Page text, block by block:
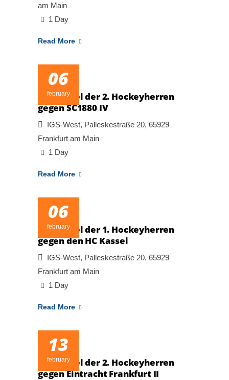
am Main
1 Day
Read More
06
february
Heimspiel der 2. Hockeyherren
gegen SC1880 IV
IGS-West, Palleskestraße 20, 65929
Frankfurt am Main
1 Day
Read More
06
february
Heimspiel der 1. Hockeyherren
gegen den HC Kassel
IGS-West, Palleskestraße 20, 65929
Frankfurt am Main
1 Day
Read More
13
february
Heimspiel der 2. Hockeyherren
gegen Eintracht Frankfurt II